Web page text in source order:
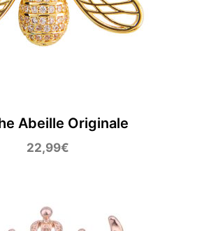
Abeille Originale
22,99€